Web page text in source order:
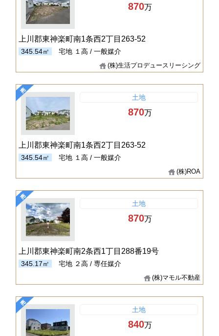
870万
上川郡東神楽町南1条西2丁目263-52
345.54㎡ 宅地 １高 / 一般媒介
(株)生活プロデュースリーシング
土地
870万
上川郡東神楽町南1条西2丁目263-52
345.54㎡ 宅地 １高 / 一般媒介
(株)ROA
土地
870万
上川郡東神楽町南2条西1丁目288番19号
345.17㎡ 宅地 ２高 / 専任媒介
(株)マモル不動産
土地
840万